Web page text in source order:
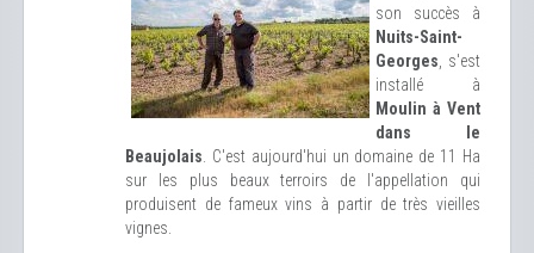
son succès à
Nuits-Saint-
Georges , s'est
installé à
Moulin à Vent
dans le
Beaujolais . C'est aujourd'hui un domaine de 11 Ha
sur les plus beaux terroirs de l'appellation qui
produisent de fameux vins à partir de très vieilles
vignes.